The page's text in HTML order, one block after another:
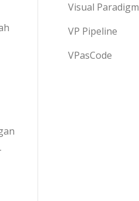
Visual Paradigm
VP Pipeline
VPasCode